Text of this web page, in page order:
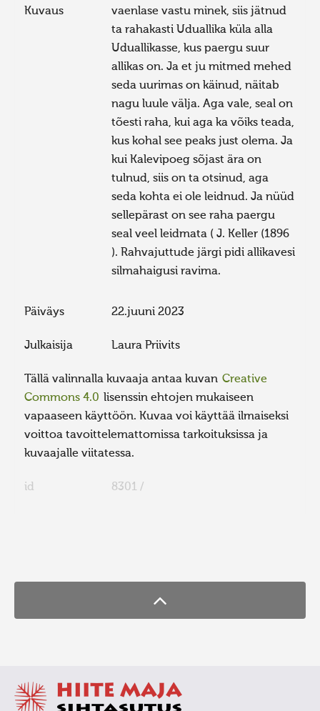
Kuvaus
vaenlase vastu minek, siis jätnud
ta rahakasti Uduallika küla alla
Uduallikasse, kus paergu suur
allikas on. Ja et ju mitmed mehed
seda uurimas on käinud, näitab
nagu luule välja. Aga vale, seal on
tõesti raha, kui aga ka võiks teada,
kus kohal see peaks just olema. Ja
kui Kalevipoeg sõjast ära on
tulnud, siis on ta otsinud, aga
seda kohta ei ole leidnud. Ja nüüd
sellepärast on see raha paergu
seal veel leidmata ( J. Keller (1896
). Rahvajuttude järgi pidi allikavesi
silmahaigusi ravima.
Päiväys 22.juuni 2023
Julkaisija Laura Priivits
Tällä valinnalla kuvaaja antaa kuvan Creative
Commons 4.0 lisenssin ehtojen mukaiseen
vapaaseen käyttöön. Kuvaa voi käyttää ilmaiseksi
voittoa tavoittelemattomissa tarkoituksissa ja
kuvaajalle viitatessa.
id 8301 /